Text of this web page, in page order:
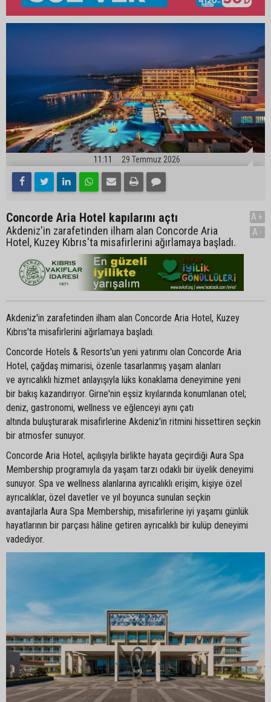
11:11 29 Temmuz 2026
Concorde Aria Hotel kapılarını açtı
Akdeniz'in zarafetinden ilham alan Concorde Aria
Hotel, Kuzey Kıbrıs'ta misafirlerini ağırlamaya başladı.
A+
A-
Akdeniz'in zarafetinden ilham alan Concorde Aria Hotel, Kuzey
Kıbrıs'ta misafirlerini ağırlamaya başladı.
Concorde Hotels & Resorts'un yeni yatırımı olan Concorde Aria
Hotel, çağdaş mimarisi, özenle tasarlanmış yaşam alanları
ve ayrıcalıklı hizmet anlayışıyla lüks konaklama deneyimine yeni
bir bakış kazandırıyor. Girne'nin eşsiz kıyılarında konumlanan otel;
deniz, gastronomi, wellness ve eğlenceyi aynı çatı
altında buluşturarak misafirlerine Akdeniz'in ritmini hissettiren seçkin
bir atmosfer sunuyor.
Concorde Aria Hotel, açılışıyla birlikte hayata geçirdiği Aura Spa
Membership programıyla da yaşam tarzı odaklı bir üyelik deneyimi
sunuyor. Spa ve wellness alanlarına ayrıcalıklı erişim, kişiye özel
ayrıcalıklar, özel davetler ve yıl boyunca sunulan seçkin
avantajlarla Aura Spa Membership, misafirlerine iyi yaşamı günlük
hayatlarının bir parçası hâline getiren ayrıcalıklı bir kulüp deneyimi
vadediyor.